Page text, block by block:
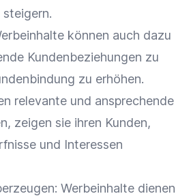
steigern.
können auch dazu
Kundenbeziehungen zu
zu erhöhen.
relevante und ansprechende
zeigen sie ihren Kunden,
und Interessen
Werbeinhalte dienen